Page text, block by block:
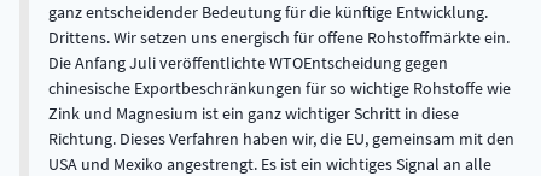
ganz entscheidender Bedeutung für die künftige Entwicklung.
Drittens. Wir setzen uns energisch für offene Rohstoffmärkte ein.
Die Anfang Juli veröffentlichte WTOEntscheidung gegen
chinesische Exportbeschränkungen für so wichtige Rohstoffe wie
Zink und Magnesium ist ein ganz wichtiger Schritt in diese
Richtung. Dieses Verfahren haben wir, die EU, gemeinsam mit den
USA und Mexiko angestrengt. Es ist ein wichtiges Signal an alle